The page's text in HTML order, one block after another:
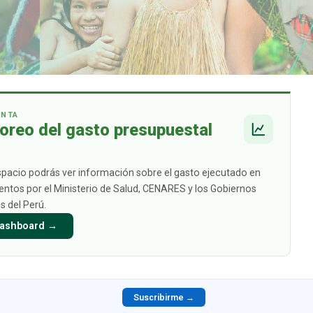
del gasto presupuestal
podrás ver información sobre el gasto ejecutado en
por el Ministerio de Salud, CENARES y los Gobiernos
del Perú.
→
Suscribirme →